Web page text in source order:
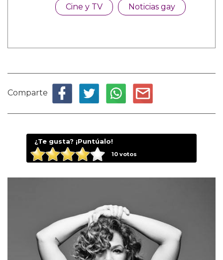
Cine y TV Noticias gay
Comparte
¿Te gusta? ¡Puntúalo!
10votos